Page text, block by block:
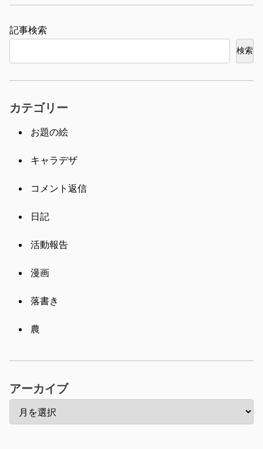
検索
検索
カテゴリー
お題の絵
キャラデザ
コメント返信
日記
活動報告
漫画
落書き
農
アーカイブ